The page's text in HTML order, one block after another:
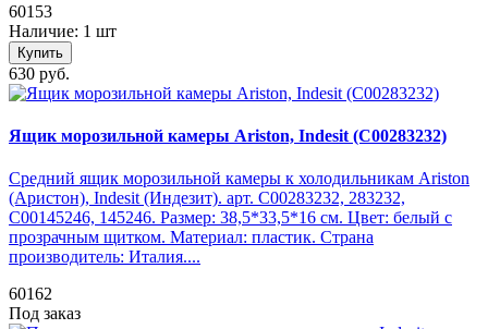
60153
Наличие: 1 шт
Купить
630 руб.
Ящик морозильной камеры Ariston, Indesit (C00283232)
Средний ящик морозильной камеры к холодильникам Ariston
(Аристон), Indesit (Индезит). арт. C00283232, 283232,
C00145246, 145246. Размер: 38,5*33,5*16 см. Цвет: белый с
прозрачным щитком. Материал: пластик. Страна
производитель: Италия....
60162
Под заказ